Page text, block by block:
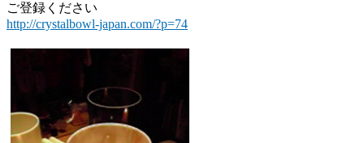
ご登録ください
http://crystalbowl-japan.com/?p=74